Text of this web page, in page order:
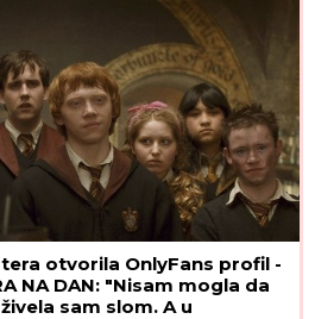
otvorila OnlyFans profil -
NA DAN: "Nisam mogla da
sam slom. A u